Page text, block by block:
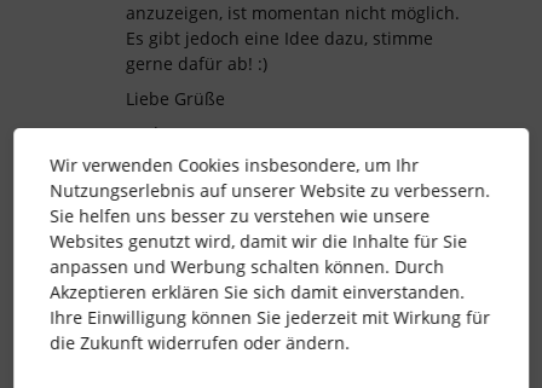
anzuzeigen, ist momentan nicht möglich.
Es gibt jedoch eine Idee dazu, stimme
gerne dafür ab! :)
Liebe Grüße
Andrea
kalender abwesenheiten Vertreter Vertretung
globaler Kalender Abwesenheit
Wir verwenden Cookies insbesondere, um Ihr
Nutzungserlebnis auf unserer Website zu verbessern.
Sie helfen uns besser zu verstehen wie unsere
Websites genutzt wird, damit wir die Inhalte für Sie
anpassen und Werbung schalten können. Durch
Akzeptieren erklären Sie sich damit einverstanden.
Ihre Einwilligung können Sie jederzeit mit Wirkung für
die Zukunft widerrufen oder ändern.